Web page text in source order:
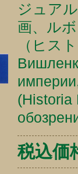
ジュア
画、ル
（ヒス
(Historia
税込価